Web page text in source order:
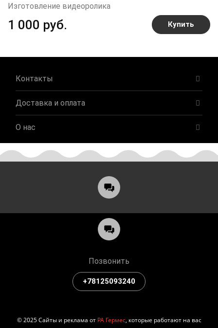
Изготовление видеоролика
1 000 руб. Купить
Контакты
Доставка и оплата
О нас
Позвонить
+78125093240
© 2025 Сайты и реклама от РА Гермес, которые работают на вас